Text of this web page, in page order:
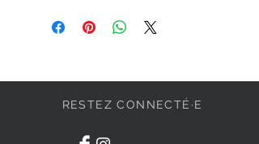
RESTEZ CONNECTÉ·E